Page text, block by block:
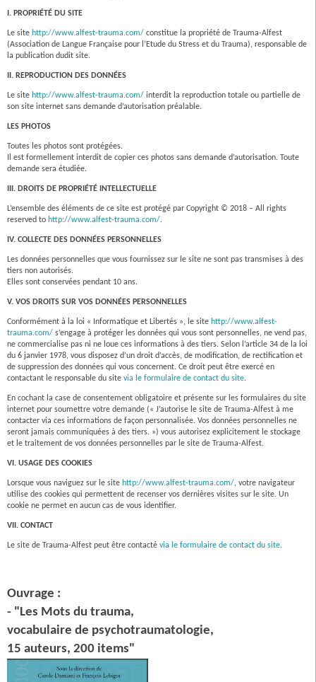
I. PROPRIÉTÉ DU SITE
Le site http://www.alfest-trauma.com/ constitue la propriété de Trauma-Alfest
(Association de Langue Française pour l’Etude du Stress et du Trauma), responsable de
la publication dudit site.
II. REPRODUCTION DES DONNÉES
Le site http://www.alfest-trauma.com/ interdit la reproduction totale ou partielle de
son site internet sans demande d’autorisation préalable.
LES PHOTOS
Toutes les photos sont protégées.
Il est formellement interdit de copier ces photos sans demande d’autorisation. Toute
demande sera étudiée.
III. DROITS DE PROPRIÉTÉ INTELLECTUELLE
L’ensemble des éléments de ce site est protégé par Copyright © 2018 – All rights
reserved to http://www.alfest-trauma.com/.
IV. COLLECTE DES DONNÉES PERSONNELLES
Les données personnelles que vous fournissez sur le site ne sont pas transmises à des
tiers non autorisés.
Elles sont conservées pendant 10 ans.
V. VOS DROITS SUR VOS DONNÉES PERSONNELLES
Conformément à la loi « Informatique et Libertés », le site http://www.alfest-
trauma.com/ s’engage à protéger les données qui vous sont personnelles, ne vend pas,
ne commercialise pas ni ne loue ces informations à des tiers. Selon l’article 34 de la loi
du 6 janvier 1978, vous disposez d’un droit d’accès, de modification, de rectification et
de suppression des données qui vous concernent. Ce droit peut être exercé en
contactant le responsable du site via le formulaire de contact du site.
En cochant la case de consentement obligatoire et présente sur les formulaires du site
internet pour soumettre votre demande (« J’autorise le site de Trauma-Alfest à me
contacter via ces informations de façon personnalisée. Vos données personnelles ne
seront jamais communiquées à des tiers. ») vous autorisez explicitement le stockage
et le traitement de vos données personnelles par le site de Trauma-Alfest.
VI. USAGE DES COOKIES
Lorsque vous naviguez sur le site http://www.alfest-trauma.com/, votre navigateur
utilise des cookies qui permettent de recenser vos dernières visites sur le site. Un
cookie ne permet en aucun cas de vous identifier.
VII. CONTACT
Le site de Trauma-Alfest peut être contacté via le formulaire de contact du site.
Ouvrage :
- "Les Mots du trauma,
vocabulaire de psychotraumatologie,
15 auteurs, 200 items"